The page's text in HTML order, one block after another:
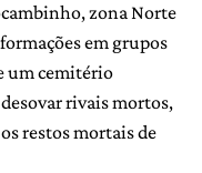
zona Norte
em grupos
um cemitério
rivais mortos,
restos mortais de